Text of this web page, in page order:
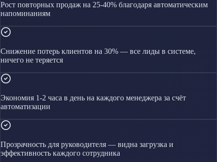
Рост повторных продаж на 25-40% благодаря автоматическим
напоминаниям
Снижение потерь клиентов на 30% — все лиды в системе,
ничего не теряется
Экономия 1-2 часа в день на каждого менеджера за счёт
автоматизации
Прозрачность для руководителя — видна загрузка и
эффективность каждого сотрудника